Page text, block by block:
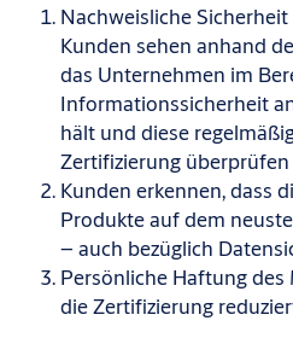
Nachweisliche
Kunden sehen anhand
das Unternehmen im
Informationssicherheit
hält und diese
Zertifizierung überprüfen
Kunden erkennen, dass
Produkte auf dem
– auch bezüglich
Persönliche Haftung
die Zertifizierung